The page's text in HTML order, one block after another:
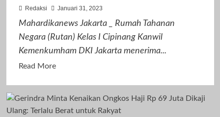
Yang
Kota
Agung
Redaksi Januari 31, 2023
Mahardikanews Jakarta _ Rumah Tahanan
Negara (Rutan) Kelas I Cipinang Kanwil
Kemenkumham DKI Jakarta menerima...
Read MoreRead
Penuhi
Hak